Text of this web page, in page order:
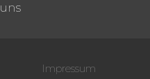
Impressum